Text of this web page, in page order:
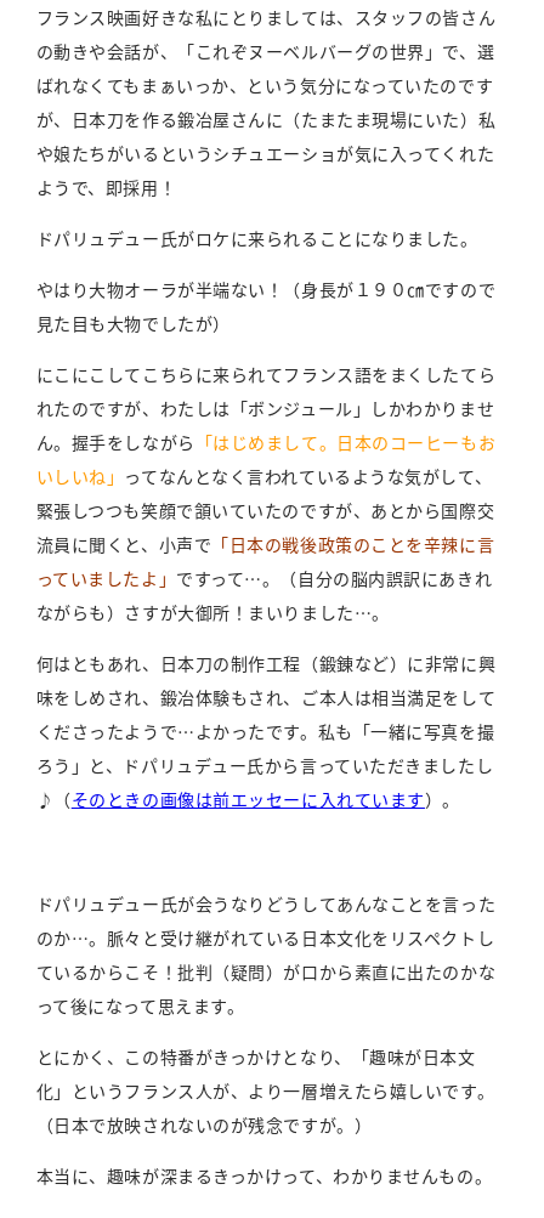
フランス映画好きな私にとりましては、スタッフの皆さん
の動きや会話が、「これぞヌーベルバーグの世界」で、選
ばれなくてもまぁいっか、という気分になっていたのです
が、日本刀を作る鍛冶屋さんに（たまたま現場にいた）私
や娘たちがいるというシチュエーショが気に入ってくれた
ようで、即採用！
ドパリュデュー氏がロケに来られることになりました。
やはり大物オーラが半端ない！（身長が１９０㎝ですので
見た目も大物でしたが）
にこにこしてこちらに来られてフランス語をまくしたてら
れたのですが、わたしは「ボンジュール」しかわかりませ
ん。握手をしながら 「はじめまして。日本のコーヒーもお
いしいね」 ってなんとなく言われているような気がして、
緊張しつつも笑顔で頷いていたのですが、あとから国際交
流員に聞くと、小声で 「日本の戦後政策のことを辛辣に言
っていましたよ」 ですって…。（自分の脳内誤訳にあきれ
ながらも）さすが大御所！まいりました…。
何はともあれ、日本刀の制作工程（鍛錬など）に非常に興
味をしめされ、鍛冶体験もされ、ご本人は相当満足をして
くださったようで…よかったです。私も「一緒に写真を撮
ろう」と、ドパリュデュー氏から言っていただきましたし
♪（そのときの画像は前エッセーに入れています）。
ドパリュデュー氏が会うなりどうしてあんなことを言った
のか…。脈々と受け継がれている日本文化をリスペクトし
ているからこそ！批判（疑問）が口から素直に出たのかな
って後になって思えます。
とにかく、この特番がきっかけとなり、「趣味が日本文
化」というフランス人が、より一層増えたら嬉しいです。
（日本で放映されないのが残念ですが。）
本当に、趣味が深まるきっかけって、わかりませんもの。